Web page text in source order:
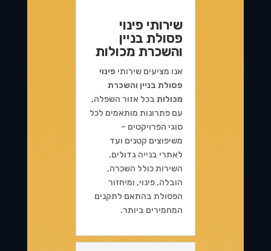
שירותי פינוי
פסולת בניין
והשכרת מכולות
אנו מציעים שירותי פינוי
פסולת בניין והשכרת
מכולותבכל אזור השפלה,
עם פתרונות מותאמים לכל
סוגי הפרויקטים –
משיפוצים קטנים ועד
לאתרי בנייה גדולים.
השירות כולל השכרה,
הובלה, פינוי, ומיחזור
הפסולת בהתאם לתקנים
המחמירים ביותר.